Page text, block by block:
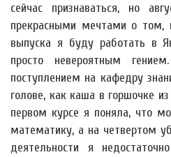
сейчас признаваться, но
прекрасными мечтами о том,
выпуска я буду работать в
просто невероятным
поступлением на кафедру
голове, как каша в горшочке
первом курсе я поняла, что
математику, а на четвертом
деятельности я